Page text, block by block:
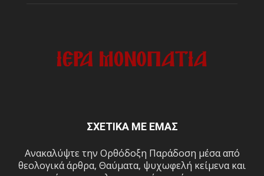
ΣΧΕΤΙΚΑ ΜΕ ΕΜΑΣ
Ανακαλύψτε την Ορθόδοξη Παράδοση μέσα από
θεολογικά άρθρα, Θαύματα, ψυχωφελή κείμενα και